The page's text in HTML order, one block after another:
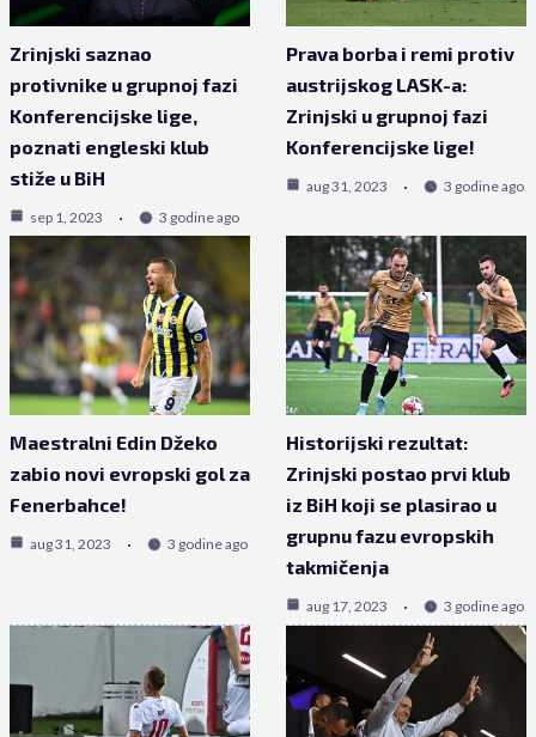
Zrinjski saznao
protivnike u grupnoj fazi
Konferencijske lige,
poznati engleski klub
stiže u BiH
sep 1, 2023 3 godine ago
Prava borba i remi protiv
austrijskog LASK-a:
Zrinjski u grupnoj fazi
Konferencijske lige!
aug 31, 2023 3 godine ago
Maestralni Edin Džeko
zabio novi evropski gol za
Fenerbahce!
aug 31, 2023 3 godine ago
Historijski rezultat:
Zrinjski postao prvi klub
iz BiH koji se plasirao u
grupnu fazu evropskih
takmičenja
aug 17, 2023 3 godine ago